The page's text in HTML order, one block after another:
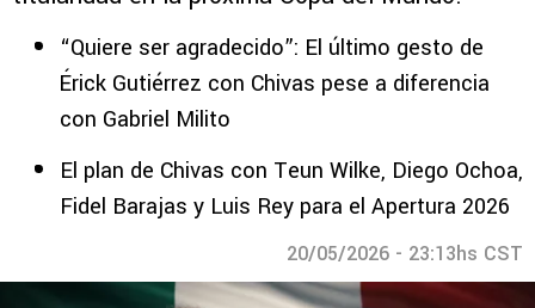
“Quiere ser agradecido”: El último gesto de
Érick Gutiérrez con Chivas pese a diferencia
con Gabriel Milito
El plan de Chivas con Teun Wilke, Diego Ochoa,
Fidel Barajas y Luis Rey para el Apertura 2026
20/05/2026 - 23:13hs CST